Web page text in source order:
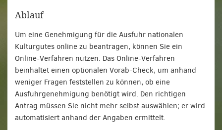
Ablauf
Um eine Genehmigung für die Ausfuhr nationalen
Kulturgutes online zu beantragen, können Sie ein
Online-Verfahren nutzen. Das Online-Verfahren
beinhaltet einen optionalen Vorab-Check, um anhand
weniger Fragen feststellen zu können, ob eine
Ausfuhrgenehmigung benötigt wird. Den richtigen
Antrag müssen Sie nicht mehr selbst auswählen; er wird
automatisiert anhand der Angaben ermittelt.